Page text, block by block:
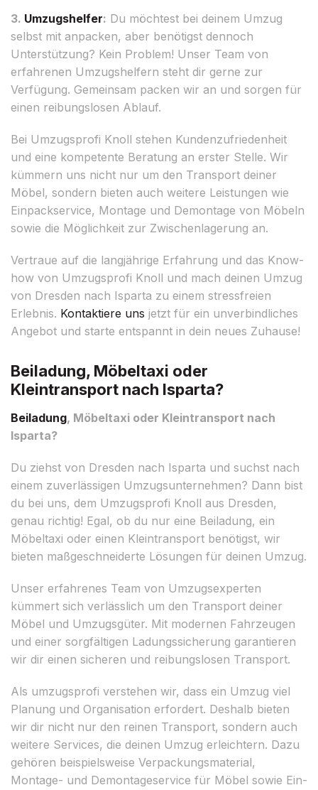
3. Umzugshelfer: Du möchtest bei deinem Umzug
selbst mit anpacken, aber benötigst dennoch
Unterstützung? Kein Problem! Unser Team von
erfahrenen Umzugshelfern steht dir gerne zur
Verfügung. Gemeinsam packen wir an und sorgen für
einen reibungslosen Ablauf.
Bei Umzugsprofi Knoll stehen Kundenzufriedenheit
und eine kompetente Beratung an erster Stelle. Wir
kümmern uns nicht nur um den Transport deiner
Möbel, sondern bieten auch weitere Leistungen wie
Einpackservice, Montage und Demontage von Möbeln
sowie die Möglichkeit zur Zwischenlagerung an.
Vertraue auf die langjährige Erfahrung und das Know-
how von Umzugsprofi Knoll und mach deinen Umzug
von Dresden nach Isparta zu einem stressfreien
Erlebnis. Kontaktiere uns jetzt für ein unverbindliches
Angebot und starte entspannt in dein neues Zuhause!
Beiladung, Möbeltaxi oder
Kleintransport nach Isparta?
Beiladung, Möbeltaxi oder Kleintransport nach
Isparta?
Du ziehst von Dresden nach Isparta und suchst nach
einem zuverlässigen Umzugsunternehmen? Dann bist
du bei uns, dem Umzugsprofi Knoll aus Dresden,
genau richtig! Egal, ob du nur eine Beiladung, ein
Möbeltaxi oder einen Kleintransport benötigst, wir
bieten maßgeschneiderte Lösungen für deinen Umzug.
Unser erfahrenes Team von Umzugsexperten
kümmert sich verlässlich um den Transport deiner
Möbel und Umzugsgüter. Mit modernen Fahrzeugen
und einer sorgfältigen Ladungssicherung garantieren
wir dir einen sicheren und reibungslosen Transport.
Als umzugsprofi verstehen wir, dass ein Umzug viel
Planung und Organisation erfordert. Deshalb bieten
wir dir nicht nur den reinen Transport, sondern auch
weitere Services, die deinen Umzug erleichtern. Dazu
gehören beispielsweise Verpackungsmaterial,
Montage- und Demontageservice für Möbel sowie Ein-